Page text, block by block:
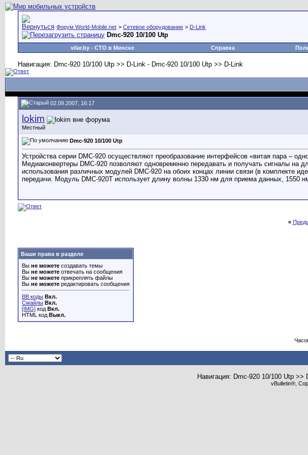
Форум World-Mobile.net > Сетевое оборудование > D-Link
Dmc-920 10/100 Utp
vilar.by - СТО в Минске Справка
Навигация: Dmc-920 10/100 Utp >> D-Link - Dmc-920 10/100 Utp >> D-Link
02.09.2007, 16:17
lokim
Местный
Dmc-920 10/100 Utp
Устройства серии DMC-920 осуществляют преобразование интерфейсов «витая пара –
Медиаконвертеры DMC-920 позволяют одновременно передавать и получать сигналы на
использования различных модулей DMC-920 на обоих концах линии связи (в комплекте
передачи. Модуль DMC-920T использует длину волны 1330 нм для приема данных, 1550
«
Ваши права в разделе
Вы не можете создавать темы
Вы не можете отвечать на сообщения
Вы не можете прикреплять файлы
Вы не можете редактировать сообщения
BB коды Вкл.
Смайлы Вкл.
[IMG] код Вкл.
HTML код Выкл.
Навигация: Dmc-920 10/100 Utp
vBulletin®,